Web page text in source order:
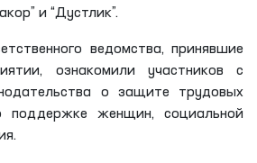
и “Дустлик”.
ведомства, принявшие
ознакомили участников с
о защите трудовых
женщин, социальной